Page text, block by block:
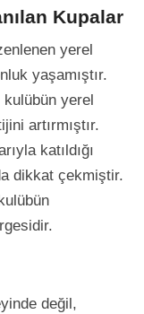
Kupalar
yerel
yaşamıştır.
yerel
artırmıştır.
katıldığı
dikkat çekmiştir.
değil,